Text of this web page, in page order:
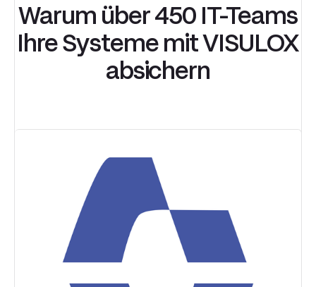
Warum über 450 IT-Teams
Ihre Systeme mit VISULOX
absichern